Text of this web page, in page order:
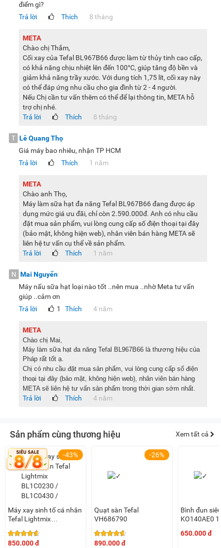
điểm gì?
Trả lời
Thích 8 tháng
META
Chào chị Thắm,
Cối xay của Tefal BL967B66 được làm từ thủy tinh cao cấp,
có khả năng chịu nhiệt lên đến 100°C, giúp tăng độ bền và
giảm khả năng trầy xước. Với dung tích 1,75 lít, cối xay này
có thể đáp ứng nhu cầu cho gia đình từ 2 - 4 người.
Nếu Chị cần tư vấn thêm có thể để lại thông tin, META hỗ
trợ chị nhé.
Trả lời
Thích 8 tháng
T Lê Quang Thọ
Giá máy bao nhiêu, nhận TP HCM
Trả lời
Thích 1 năm
META
Chào anh Thọ,
Máy làm sữa hạt đa năng Tefal BL967B66 đang được áp
dụng mức giá ưu đãi, chỉ còn 2.590.000đ. Anh có nhu cầu
đặt mua sản phẩm, vui lòng cung cấp số điện thoại tại đây
(bảo mật, không hiện web), nhân viên bán hàng META sẽ
liên hệ tư vấn cụ thể về sản phẩm.
Trả lời
Thích 1 năm
N Mai Nguyển
Máy nấu sữa hạt loại nào tốt ..nên mua ..nhờ Meta tư vấn
giúp ..cảm ơn
Trả lời
Thích
1 4 năm
META
Chào chị Mai,
Máy làm sữa hạt đa năng Tefal BL967B66 là thương hiệu của
Pháp rất tốt ạ.
Chị có nhu cầu đặt mua sản phẩm, vui lòng cung cấp số điện
thoại tại đây (bảo mật, không hiện web), nhân viên bán hàng
META sẽ liên hệ tư vấn sản phẩm trong thời gian sớm nhất.
Trả lời Thích 4 năm
Sản phẩm cùng thương hiệu Xem tất cả
-43%
Máy xay sinh tố cá nhân
Tefal Lightmix
BL1C07F0
850.000 đ
-26%
Quạt sàn Tefal
VH686790
890.000 đ
Bình đun
KO140AE0
650.000 đ